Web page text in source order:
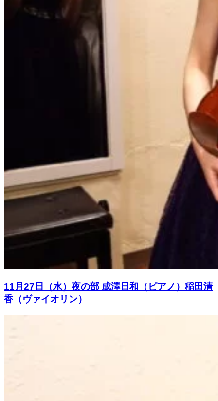
11月27日（水）夜の部 成澤日和（ピアノ）稲田清
香（ヴァイオリン）